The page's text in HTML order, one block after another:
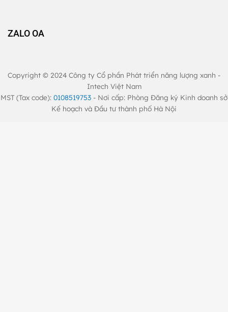
ZALO OA
Copyright © 2024 Công ty Cổ phần Phát triển năng lượng xanh -
Intech Việt Nam
MST (Tax code): 0108519753 - Nơi cấp: Phòng Đăng ký Kinh doanh sở
Kế hoạch và Đầu tư thành phố Hà Nội